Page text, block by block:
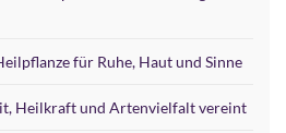
für Ruhe, Haut und Sinne
Heilkraft und Artenvielfalt vereint